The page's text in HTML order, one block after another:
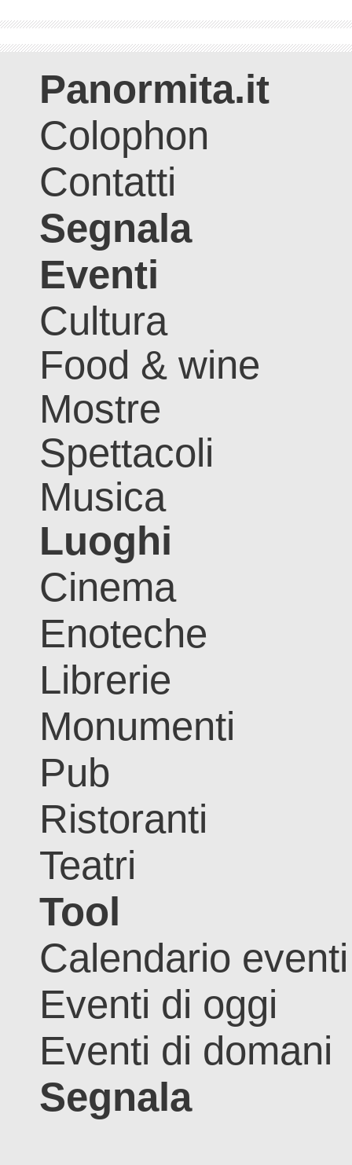
Panormita.it
Colophon
Contatti
Segnala
Eventi
Cultura
Food & wine
Mostre
Spettacoli
Musica
Luoghi
Cinema
Enoteche
Librerie
Monumenti
Pub
Ristoranti
Teatri
Tool
Calendario eventi
Eventi di oggi
Eventi di domani
Segnala